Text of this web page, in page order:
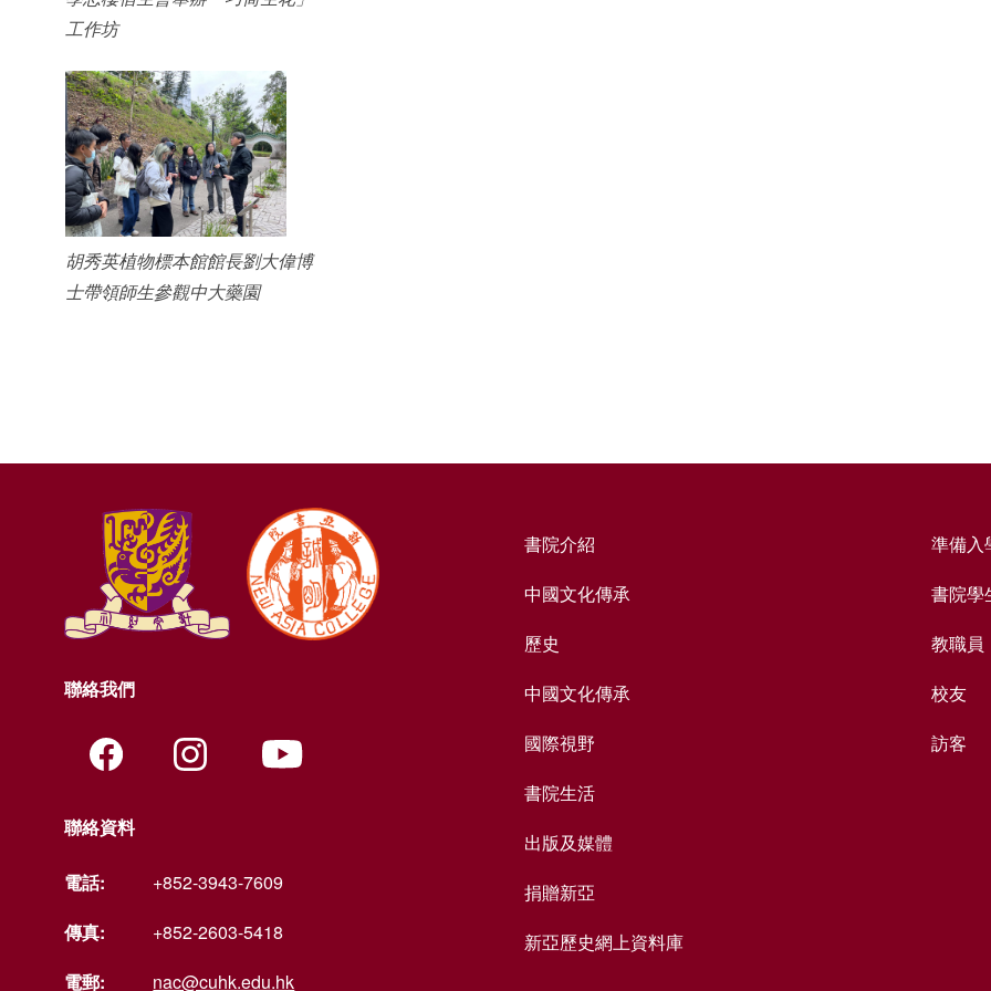
工作坊
胡秀英植物標本館館長劉大偉博
士帶領師生參觀中大藥園
聯絡我們
聯絡資料
電話:
+852-3943-7609
傳真:
+852-2603-5418
電郵:
nac@cuhk.edu.hk
書院介紹
中國文化傳承
歷史
中國文化傳承
國際視野
書院生活
出版及媒體
捐贈新亞
新亞歷史網上資料庫
準備入
書院學
教職員
校友
訪客